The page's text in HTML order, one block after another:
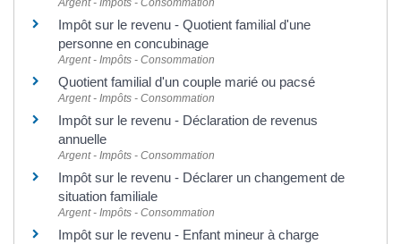
Argent - Impôts - Consommation
Impôt sur le revenu - Quotient familial d'une
personne en concubinage
Argent - Impôts - Consommation
Quotient familial d'un couple marié ou pacsé
Argent - Impôts - Consommation
Impôt sur le revenu - Déclaration de revenus
annuelle
Argent - Impôts - Consommation
Impôt sur le revenu - Déclarer un changement de
situation familiale
Argent - Impôts - Consommation
Impôt sur le revenu - Enfant mineur à charge